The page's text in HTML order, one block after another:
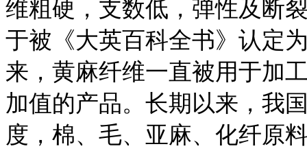
维粗硬，支数低，弹性及断
于被《大英百科全书》认定
来，黄麻纤维一直被用于加
加值的产品。长期以来，我
度，棉、毛、亚麻、化纤原